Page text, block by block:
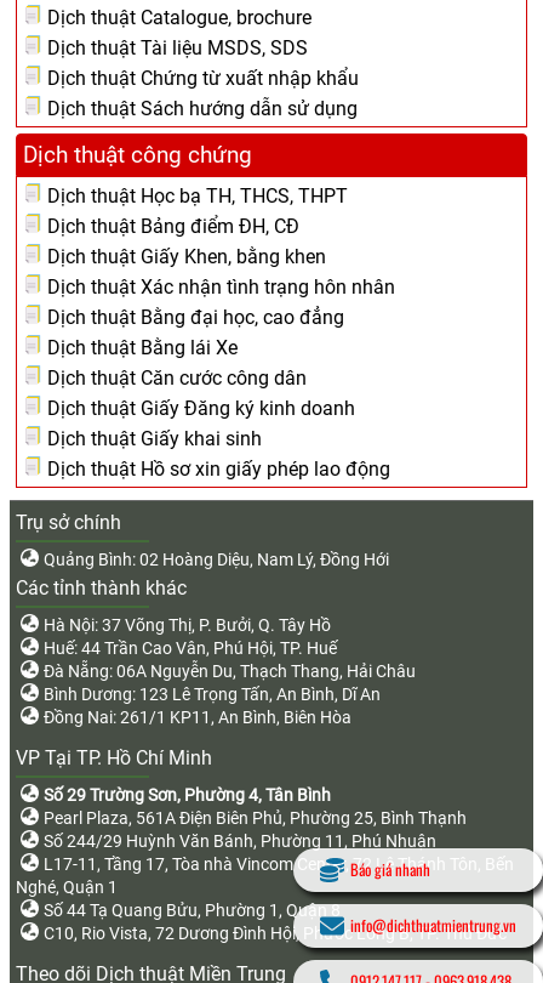
Dịch thuật Catalogue, brochure
Dịch thuật Tài liệu MSDS, SDS
Dịch thuật Chứng từ xuất nhập khẩu
Dịch thuật Sách hướng dẫn sử dụng
Dịch thuật công chứng
Dịch thuật Học bạ TH, THCS, THPT
Dịch thuật Bảng điểm ĐH, CĐ
Dịch thuật Giấy Khen, bằng khen
Dịch thuật Xác nhận tình trạng hôn nhân
Dịch thuật Bằng đại học, cao đẳng
Dịch thuật Bằng lái Xe
Dịch thuật Căn cước công dân
Dịch thuật Giấy Đăng ký kinh doanh
Dịch thuật Giấy khai sinh
Dịch thuật Hồ sơ xin giấy phép lao động
Trụ sở chính
Quảng Bình: 02 Hoàng Diệu, Nam Lý, Đồng Hới
Các tỉnh thành khác
Hà Nội: 37 Võng Thị, P. Bưởi, Q. Tây Hồ
Huế: 44 Trần Cao Vân, Phú Hội, TP. Huế
Đà Nẵng: 06A Nguyễn Du, Thạch Thang, Hải Châu
Bình Dương: 123 Lê Trọng Tấn, An Bình, Dĩ An
Đồng Nai: 261/1 KP11, An Bình, Biên Hòa
VP Tại TP. Hồ Chí Minh
Số 29 Trường Sơn, Phường 4, Tân Bình
Pearl Plaza, 561A Điện Biên Phủ, Phường 25, Bình Thạnh
Số 244/29 Huỳnh Văn Bánh, Phường 11, Phú Nhuận
L17-11, Tầng 17, Tòa nhà Vincom Center, 72 Lê Thánh Tôn, Bến
Nghé, Quận 1
Số 44 Tạ Quang Bửu, Phường 1, Quận 8
C10, Rio Vista, 72 Dương Đình Hội, Phước Long B, TP. Thủ Đức
Theo dõi Dịch thuật Miền Trung
Báo giá nhanh
info@dichthuatmientrung.vn